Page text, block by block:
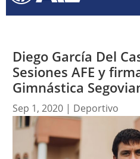
Diego García Del
Sesiones AFE y
Gimnástica
Sep 1, 2020| Deportivo